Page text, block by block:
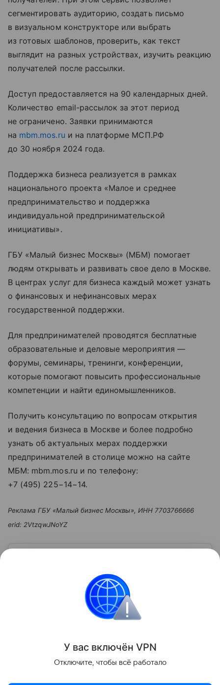
сегментировать аудиторию, создать письмо
в визуальном конструкторе или выбрать
из готовых шаблонов, проверить, как текст
выглядит на разных устройствах, изучить реакцию
получателей после рассылки.
Доступ предоставляется на 90 календарных дней.
Количество email-рассылок за этот период
не ограничено. Заявки принимаются
на mbm.mos.ru и на платформе МСП.РФ
до 30 ноября 2024 года.
Поддержка бизнеса реализуется в рамках
национального проекта «Малое и среднее
предпринимательство и поддержка
индивидуальной предпринимательской
инициативы».
ГБУ «Малый бизнес Москвы» (МБМ) помогает
людям открывать и развивать свое дело в Москве.
В центрах услуг для бизнеса каждый может узнать
о финансовых и нефинансовых мерах
государственной поддержки.
Для предпринимателей проводятся бесплатные
образовательные и деловые мероприятия —
форумы, семинары, тренинги, конференции,
которые помогают повысить профессиональные
компетенции и найти единомышленников.
Получить консультацию по вопросам открытия
и ведения бизнеса в Москве и более подробно
узнать об актуальных мерах поддержки
предпринимателей в столице можно на сайте
МБМ: mbm.mos.ru и по телефону:
+7 (495) 225−14−14.
Реклама ГБУ «Малый бизнес Москвы», ИНН 7703766666
erid: 2VtzqwJNoYZ
открытию в 2026 году
В статье расскажем о преимуществах и недостатках
малого бизнеса, доступных мерах поддержки, а
также о перспективных отраслях в 2026 году.
У вас включён VPN
Отключите, чтобы всё работало